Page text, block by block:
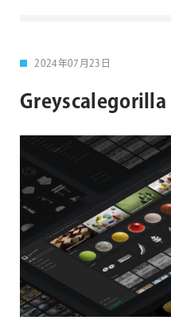
2024年07月23日